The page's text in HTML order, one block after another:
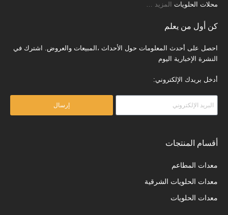
محلات الحلويات المزيد
كن أول من يعلم
احصل على أحدث المعلومات حول الأحداث ،المبيعات والعروض. اشترك في
النشرة الإخبارية اليوم
أدخل بريدك الإلكتروني:
إرسال
أقسام المنتجات
معدات المطاعم
معدات الحلويات الشرقية
معدات الحلويات